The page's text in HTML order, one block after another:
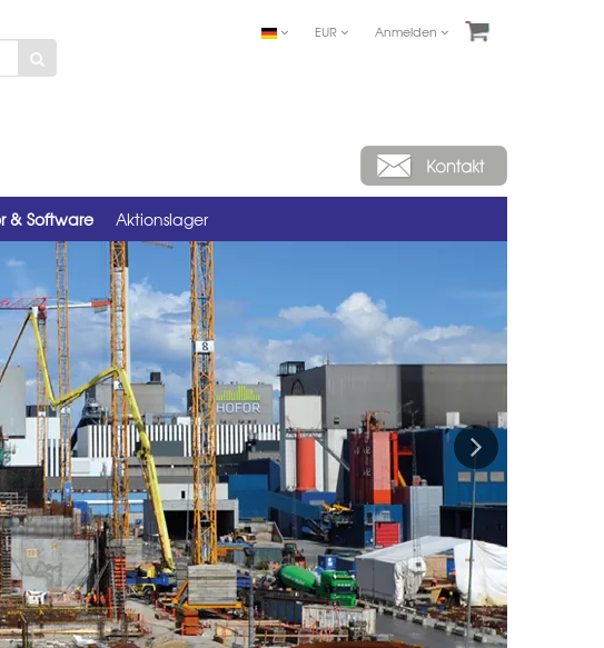
EUR Anmelden
& Software Aktionslager
Next